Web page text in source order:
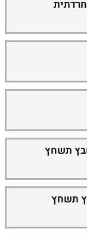
תשחץ
תשחץ